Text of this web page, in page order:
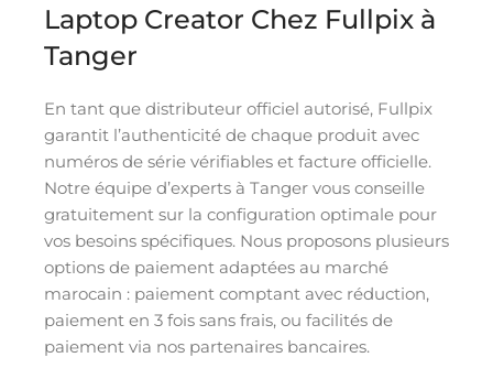
Laptop Creator Chez Fullpix à
Tanger
En tant que distributeur officiel autorisé, Fullpix
garantit l’authenticité de chaque produit avec
numéros de série vérifiables et facture officielle.
Notre équipe d’experts à Tanger vous conseille
gratuitement sur la configuration optimale pour
vos besoins spécifiques. Nous proposons plusieurs
options de paiement adaptées au marché
marocain : paiement comptant avec réduction,
paiement en 3 fois sans frais, ou facilités de
paiement via nos partenaires bancaires.